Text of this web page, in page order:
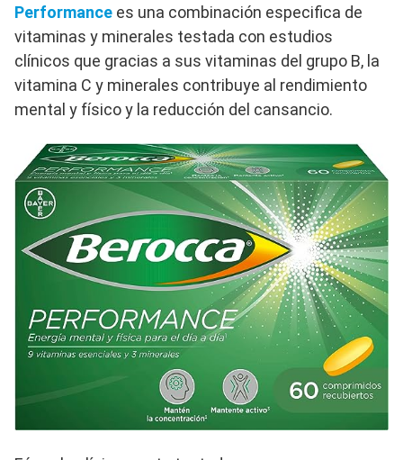
Performance es una combinación especifica de
vitaminas y minerales testada con estudios
clínicos que gracias a sus vitaminas del grupo B, la
vitamina C y minerales contribuye al rendimiento
mental y físico y la reducción del cansancio.